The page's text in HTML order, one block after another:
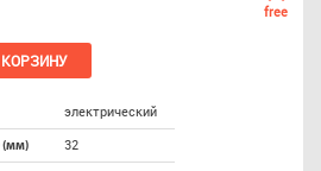
КОРЗИНУ
free
электрический
(мм) 32